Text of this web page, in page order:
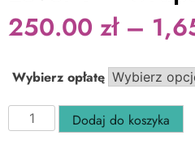
250.00 zł–
Wybierz opłatę
Dodaj do koszyka